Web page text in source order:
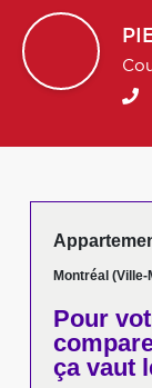
Montréal
Pour
ça vaut